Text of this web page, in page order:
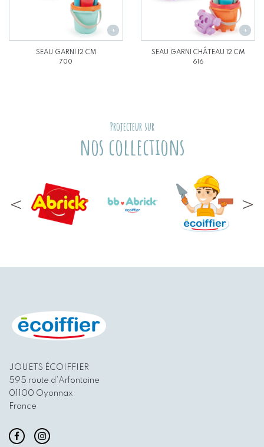
SEAU GARNI 12 CM
700
SEAU GARNI CHÂTEAU 12 CM
616
Projecteur sur
nos collections
JOUETS ÉCOIFFIER
595 route d’Arfontaine
01100 Oyonnax
France